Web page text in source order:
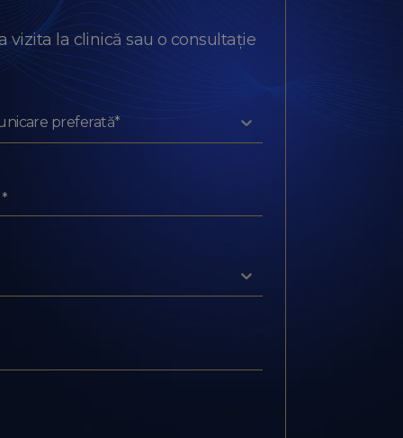
la clinică sau o consultație
preferată*